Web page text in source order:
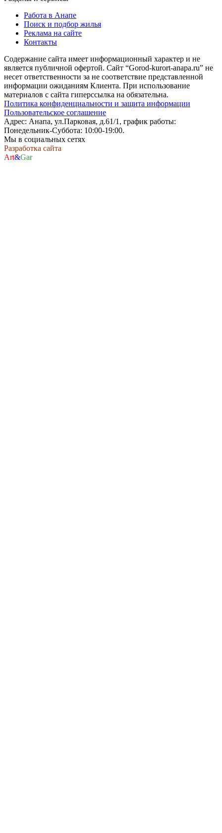
Работа в Анапе
Поиск и подбор жилья
Реклама на сайте
Контакты
Содержание сайта имеет информационный характер и не
является публичной офертой. Сайт “Gorod-kurort-anapa.ru” не
несет ответственности за не соответствие представленной
информации ожиданиям Клиента. При использование
материалов с сайта гиперссылка на обязательна.
Политика конфиденциальности и защита информации
Пользовательское соглашение
Адрес: Анапа, ул.Парковая, д.61/1, график работы:
Понедельник-Суббота: 10:00-19:00.
Мы в социальных сетях
Разработка сайта
Art&Gar